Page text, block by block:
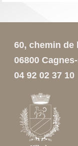
60, chemin de
06800
04 92 02 37 10